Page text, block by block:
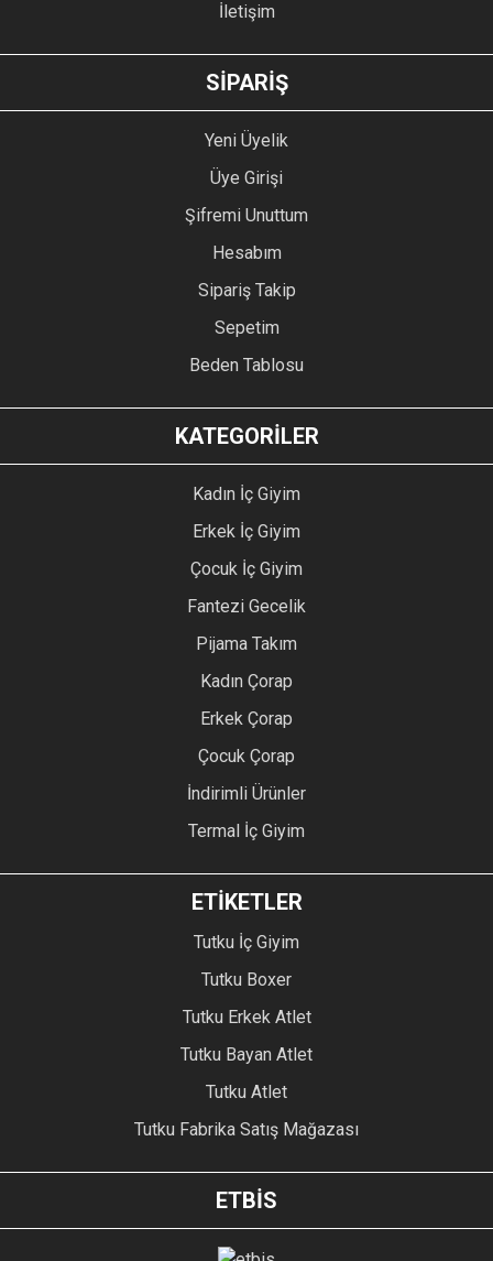
GÖNDER
İletişim
SİPARİŞ
Yeni Üyelik
Üye Girişi
Şifremi Unuttum
Hesabım
Sipariş Takip
Sepetim
Beden Tablosu
KATEGORİLER
Kadın İç Giyim
Erkek İç Giyim
Çocuk İç Giyim
Fantezi Gecelik
Pijama Takım
Kadın Çorap
Erkek Çorap
Çocuk Çorap
İndirimli Ürünler
Termal İç Giyim
ETİKETLER
Tutku İç Giyim
Tutku Boxer
Tutku Erkek Atlet
Tutku Bayan Atlet
Tutku Atlet
Tutku Fabrika Satış Mağazası
ETBİS